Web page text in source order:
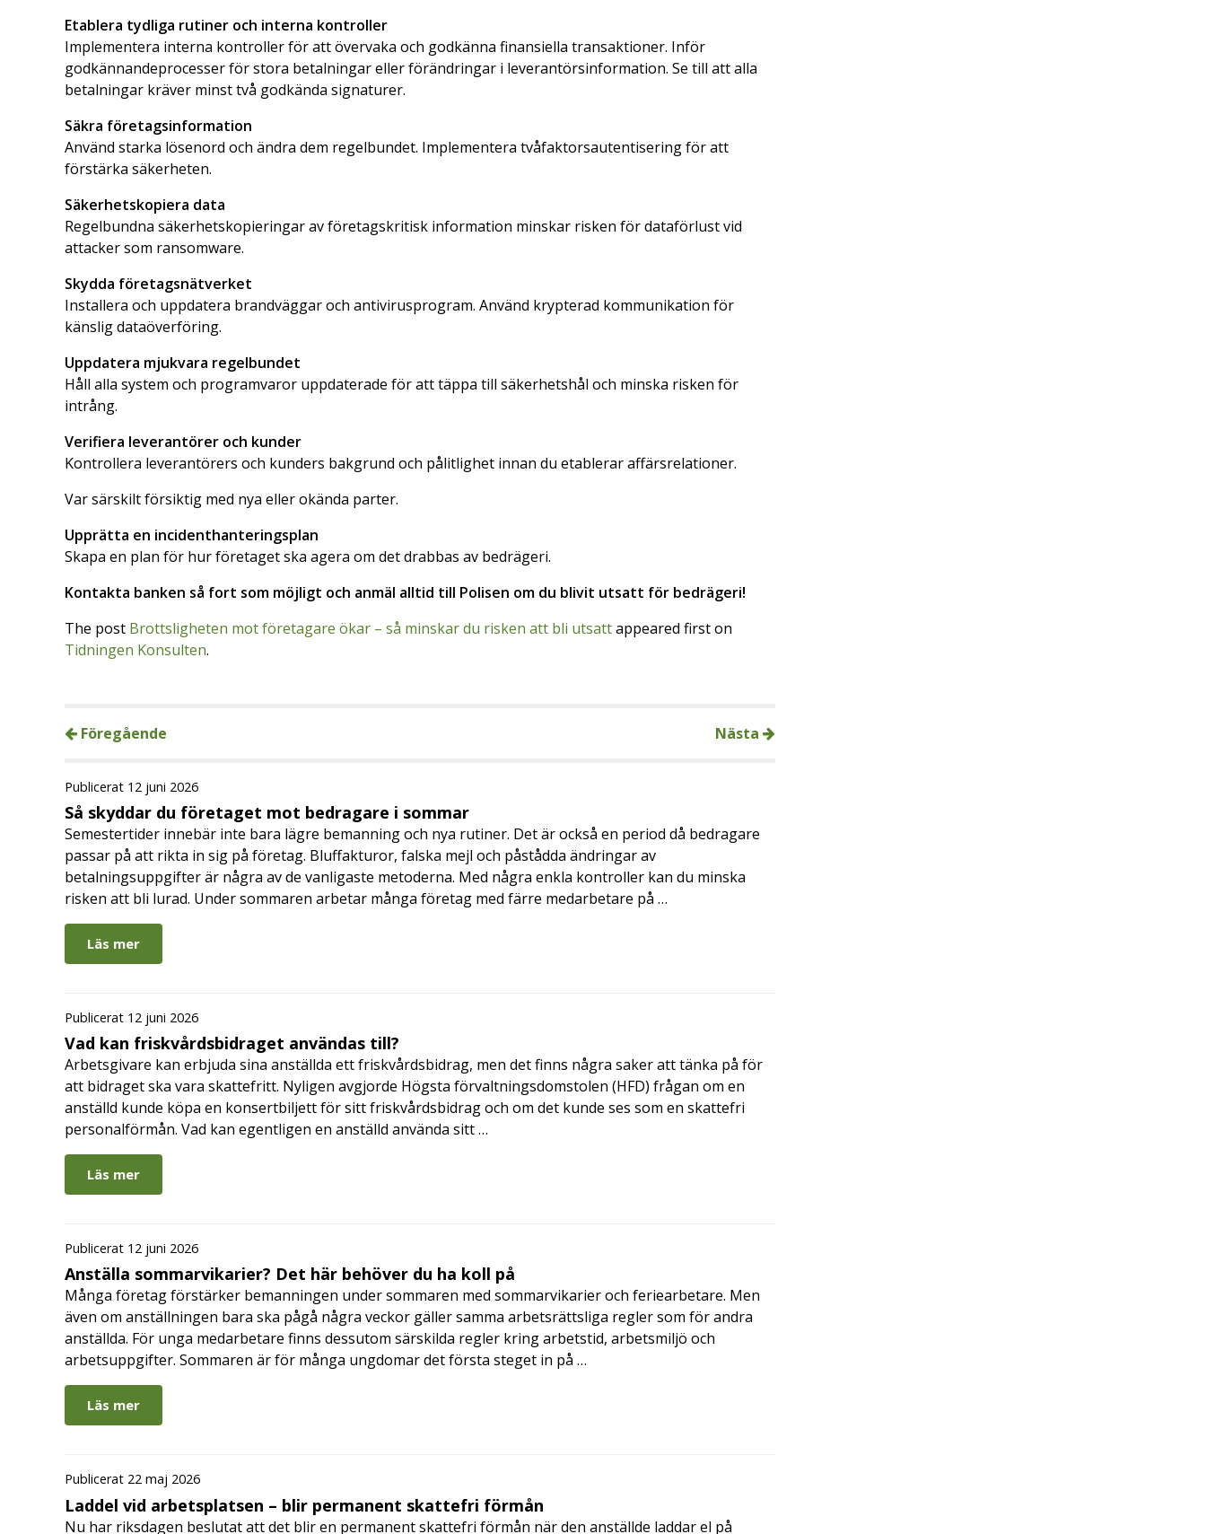
Etablera tydliga rutiner och interna kontroller
Implementera interna kontroller för att övervaka och godkänna finansiella transaktioner. Inför
godkännandeprocesser för stora betalningar eller förändringar i leverantörsinformation. Se till att alla
betalningar kräver minst två godkända signaturer.
Säkra företagsinformation
Använd starka lösenord och ändra dem regelbundet. Implementera tvåfaktorsautentisering för att
förstärka säkerheten.
Säkerhetskopiera data
Regelbundna säkerhetskopieringar av företagskritisk information minskar risken för dataförlust vid
attacker som ransomware.
Skydda företagsnätverket
Installera och uppdatera brandväggar och antivirusprogram. Använd krypterad kommunikation för
känslig dataöverföring.
Uppdatera mjukvara regelbundet
Håll alla system och programvaror uppdaterade för att täppa till säkerhetshål och minska risken för
intrång.
Verifiera leverantörer och kunder
Kontrollera leverantörers och kunders bakgrund och pålitlighet innan du etablerar affärsrelationer.
Var särskilt försiktig med nya eller okända parter.
Upprätta en incidenthanteringsplan
Skapa en plan för hur företaget ska agera om det drabbas av bedrägeri.
Kontakta banken så fort som möjligt och anmäl alltid till Polisen om du blivit utsatt för bedrägeri!
The post Brottsligheten mot företagare ökar – så minskar du risken att bli utsattappeared first on
Tidningen Konsulten.
Föregående Nästa
Publicerat 12 juni 2026
Så skyddar du företaget mot bedragare i sommar
Semestertider innebär inte bara lägre bemanning och nya rutiner. Det är också en period då bedragare
passar på att rikta in sig på företag. Bluffakturor, falska mejl och påstådda ändringar av
betalningsuppgifter är några av de vanligaste metoderna. Med några enkla kontroller kan du minska
risken att bli lurad. Under sommaren arbetar många företag med färre medarbetare på …
Läs mer
Publicerat 12 juni 2026
Vad kan friskvårdsbidraget användas till?
Arbetsgivare kan erbjuda sina anställda ett friskvårdsbidrag, men det finns några saker att tänka på för
att bidraget ska vara skattefritt. Nyligen avgjorde Högsta förvaltningsdomstolen (HFD) frågan om en
anställd kunde köpa en konsertbiljett för sitt friskvårdsbidrag och om det kunde ses som en skattefri
personalförmån. Vad kan egentligen en anställd använda sitt …
Läs mer
Publicerat 12 juni 2026
Anställa sommarvikarier? Det här behöver du ha koll på
Många företag förstärker bemanningen under sommaren med sommarvikarier och feriearbetare. Men
även om anställningen bara ska pågå några veckor gäller samma arbetsrättsliga regler som för andra
anställda. För unga medarbetare finns dessutom särskilda regler kring arbetstid, arbetsmiljö och
arbetsuppgifter. Sommaren är för många ungdomar det första steget in på …
Läs mer
Publicerat 22 maj 2026
Laddel vid arbetsplatsen – blir permanent skattefri förmån
Nu har riksdagen beslutat att det blir en permanent skattefri förmån när den anställde laddar el på